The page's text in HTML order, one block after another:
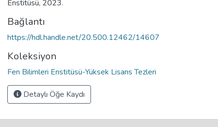
Enstitüsü, 2023.
Bağlantı
https://hdl.handle.net/20.500.12462/14607
Koleksiyon
Fen Bilimleri Enstitüsü-Yüksek Lisans Tezleri
Detaylı Öğe Kaydı